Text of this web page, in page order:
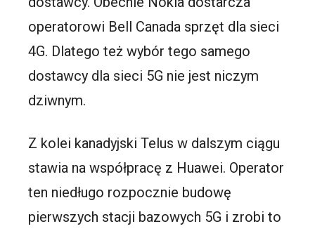
operatorowi Bell Canada sprzęt dla sieci
4G. Dlatego też wybór tego samego
dostawcy dla sieci 5G nie jest niczym
dziwnym.
Z kolei kanadyjski Telus w dalszym ciągu
stawia na współpracę z Huawei. Operator
ten niedługo rozpocznie budowę
pierwszych stacji bazowych 5G i zrobi to